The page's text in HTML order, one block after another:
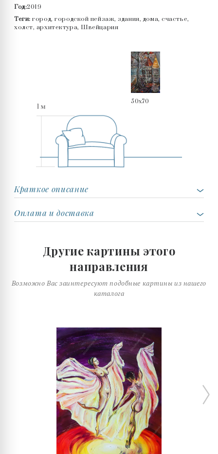
Год:2019
Теги: город, городской пейзаж, здания, дома, счастье,
холст, архитектура, Швейцария
50x70
Краткое описание
Оплата и доставка
Другие картины этого
направления
Возможно Вас заинтересуют подобные картины из нашего
каталога